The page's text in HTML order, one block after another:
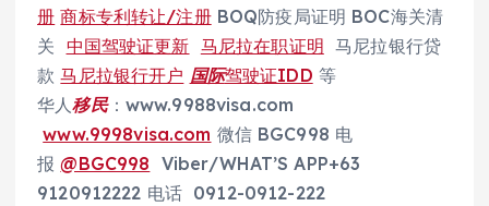
册 商标专利转让/注册BOQ防疫局证明 BOC海关清
关 中国驾驶证更新 马尼拉在职证明 马尼拉银行贷
款马尼拉银行开户 国际驾驶证IDD 等
华人移民：www.9988visa.com
www.9998visa.com 微信 BGC998 电
报@BGC998 Viber/WHAT’S APP+63
9120912222 电话 0912-0912-222